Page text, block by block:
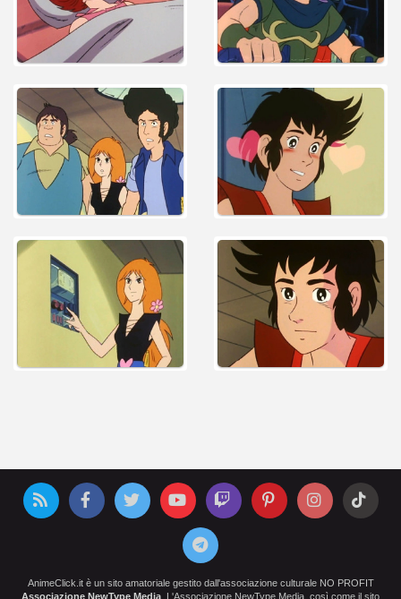
AnimeClick.it è un sito amatoriale gestito dall'associazione culturale NO PROFIT
Associazione NewType Media . L'Associazione NewType Media, così come il sito